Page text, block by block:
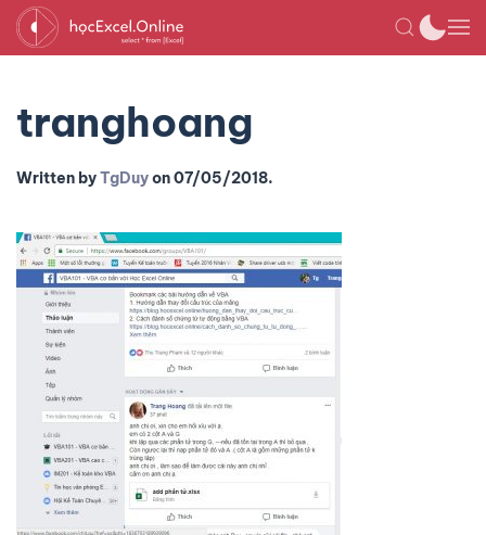
tranghoang
Written byTgDuyon07/05/2018.